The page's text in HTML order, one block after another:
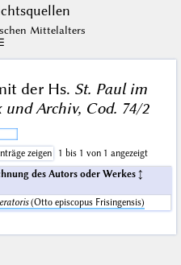
Mittelalters
der Hs. St. Paul im
Archiv, Cod. 74/2
zeigen
1 bis 1 von 1 angezeigt
des Autors oder Werkes
(Otto episcopus Frisingensis)